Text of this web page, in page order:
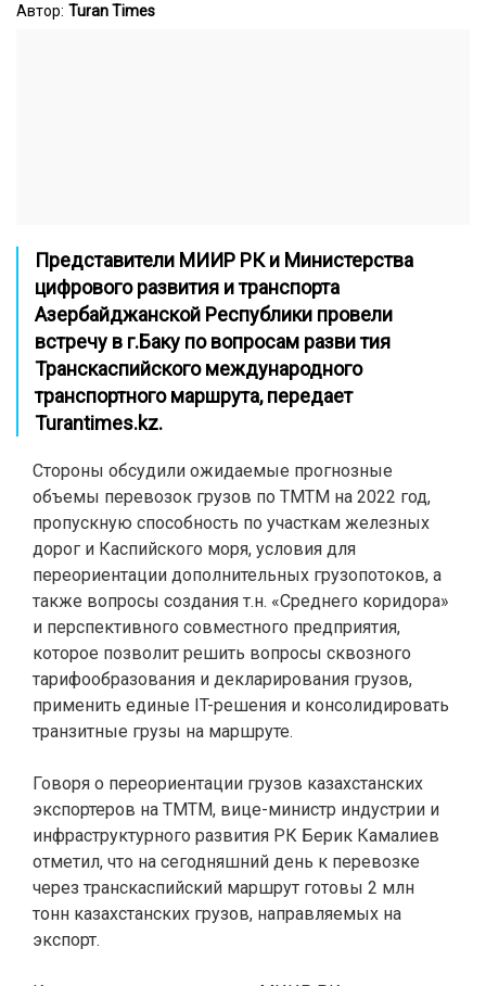
Автор: Turan Times
Представители МИИР РК и Министерства
цифрового развития и транспорта
Азербайджанской Республики провели
встречу в г.Баку по вопросам разви тия
Транскаспийского международного
транспортного маршрута, передает
Turantimes.kz.
Стороны обсудили ожидаемые прогнозные
объемы перевозок грузов по ТМТМ на 2022 год,
пропускную способность по участкам железных
дорог и Каспийского моря, условия для
переориентации дополнительных грузопотоков, а
также вопросы создания т.н. «Среднего коридора»
и перспективного совместного предприятия,
которое позволит решить вопросы сквозного
тарифообразования и декларирования грузов,
применить единые IT-решения и консолидировать
транзитные грузы на маршруте.
Говоря о переориентации грузов казахстанских
экспортеров на ТМТМ, вице-министр индустрии и
инфраструктурного развития РК Берик Камалиев
отметил, что на сегодняшний день к перевозке
через транскаспийский маршрут готовы 2 млн
тонн казахстанских грузов, направляемых на
экспорт.